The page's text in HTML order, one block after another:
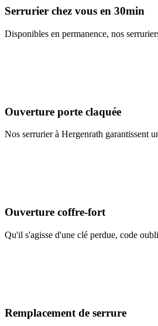
Serrurier chez vous en 30min
Disponibles en permanence, nos
Ouverture porte claquée
Nos serrurier à Hergenrath garantissent
Ouverture coffre-fort
Qu'il s'agisse d'une clé perdue, code
Remplacement de serrure